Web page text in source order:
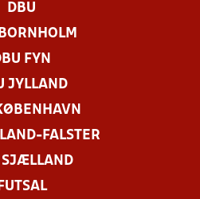
DBU
FYN
JYLLAND
FALSTER
SJÆLLAND
FUTSAL